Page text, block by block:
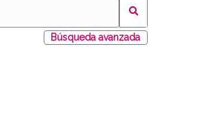
Búsqueda avanzada